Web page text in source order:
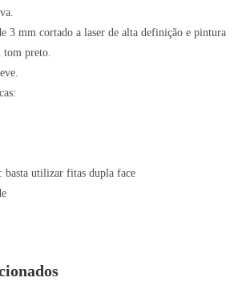
3 mm cortado a laser de alta definição e pintura
tom preto.
basta utilizar fitas dupla face